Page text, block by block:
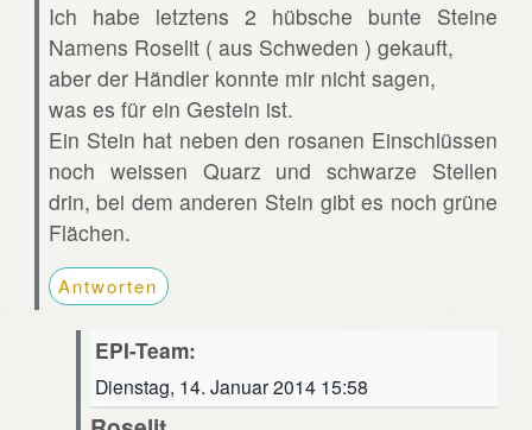
Ich habe letztens 2 hübsche bunte Steine
Namens Roselit ( aus Schweden ) gekauft,
aber der Händler konnte mir nicht sagen,
was es für ein Gestein ist.
Ein Stein hat neben den rosanen Einschlüssen
noch weissen Quarz und schwarze Stellen
drin, bei dem anderen Stein gibt es noch grüne
Flächen.
Antworten
EPI-Team:
Dienstag, 14. Januar 2014 15:58